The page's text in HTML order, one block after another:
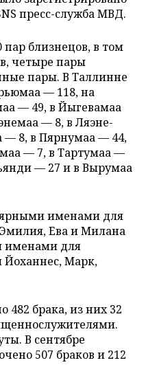
пресс-служба МВД.
пар близнецов, в том
четыре пары
пары. В Таллинне
— 118, на
— 49, в Йыгевамаа
— 8, в Ляэне-
8, в Пярнумаа — 44,
— 7, в Тартумаа —
— 27 и в Вырумаа
именами для
Ева и Милана
именами для
Йоханнес, Марк,
482 брака, из них 32
В сентябре
507 браков и 212